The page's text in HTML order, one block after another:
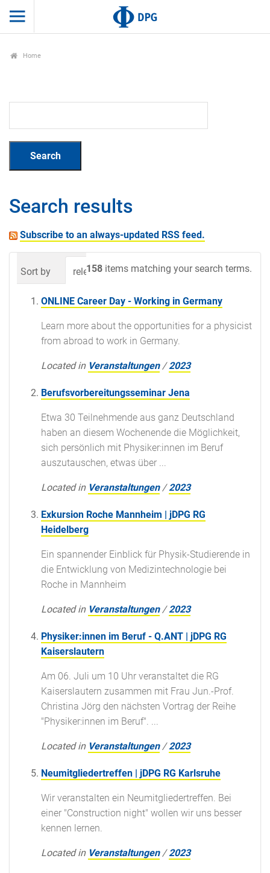
Home
Search results
Subscribe to an always-updated RSS feed.
158 items matching your search terms.
Sort by relevance date (newest first)
ONLINE Career Day - Working in Germany
Learn more about the opportunities for a physicist
from abroad to work in Germany.
Located in Veranstaltungen /2023
Berufsvorbereitungsseminar Jena
Etwa 30 Teilnehmende aus ganz Deutschland
haben an diesem Wochenende die Möglichkeit,
sich persönlich mit Physiker:innen im Beruf
auszutauschen, etwas über ...
Located in Veranstaltungen /2023
Exkursion Roche Mannheim | jDPG RG
Heidelberg
Ein spannender Einblick für Physik-Studierende in
die Entwicklung von Medizintechnologie bei
Roche in Mannheim
Located in Veranstaltungen /2023
Physiker:innen im Beruf - Q.ANT | jDPG RG
Kaiserslautern
Am 06. Juli um 10 Uhr veranstaltet die RG
Kaiserslautern zusammen mit Frau Jun.-Prof.
Christina Jörg den nächsten Vortrag der Reihe
"Physiker:innen im Beruf". ...
Located in Veranstaltungen /2023
Neumitgliedertreffen | jDPG RG Karlsruhe
Wir veranstalten ein Neumitgliedertreffen. Bei
einer "Construction night" wollen wir uns besser
kennen lernen.
Located in Veranstaltungen /2023